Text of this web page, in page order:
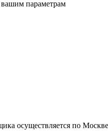
вашим параметрам
осуществляется по